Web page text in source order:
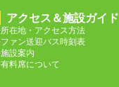
アクセス＆施設ガイド
所在地・アクセス方法
ファン送迎バス時刻表
施設案内
有料席について